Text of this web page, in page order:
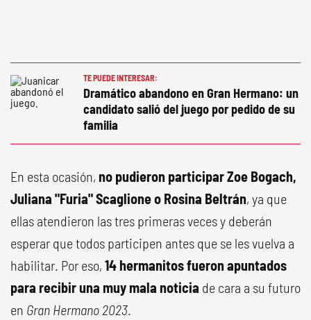
TE PUEDE INTERESAR:
Dramático abandono en Gran Hermano: un
candidato salió del juego por pedido de su
familia
En esta ocasión, no pudieron participar Zoe Bogach,
Juliana "Furia" Scaglione o Rosina Beltrán, ya que
ellas atendieron las tres primeras veces y deberán
esperar que todos participen antes que se les vuelva a
habilitar. Por eso, 14 hermanitos fueron apuntados
para recibir una muy mala noticia de cara a su futuro
en Gran Hermano 2023.